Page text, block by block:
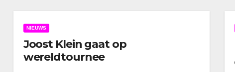
NIEUWS
Joost Klein gaat op
wereldtournee